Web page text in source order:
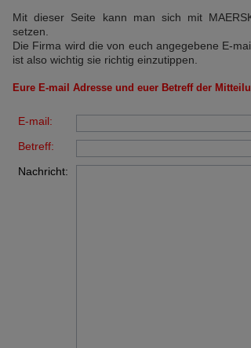
Mit dieser Seite kann man sich mit
setzen.
Die Firma wird die von euch angegebene E-
ist also wichtig sie richtig einzutippen.
Eure E-mail Adresse und euer Betreff der
E-mail:
Betreff:
Nachricht: